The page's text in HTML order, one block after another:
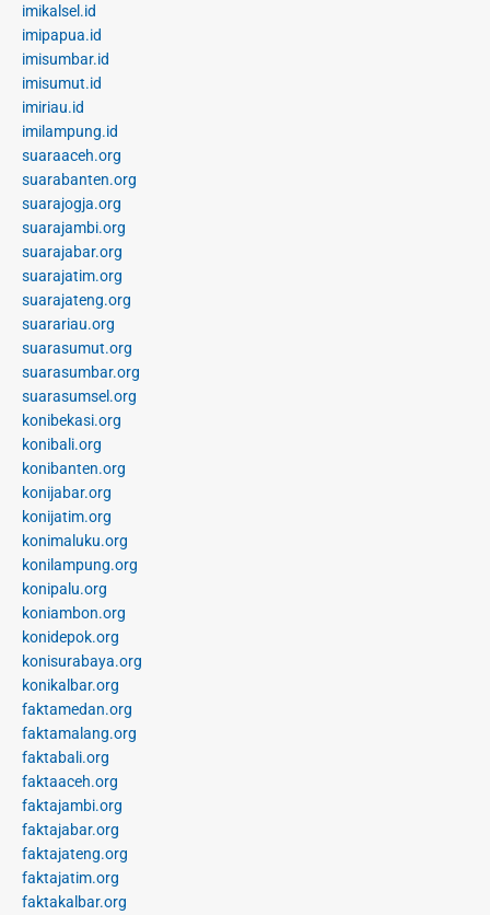
imikalsel.id
imipapua.id
imisumbar.id
imisumut.id
imiriau.id
imilampung.id
suaraaceh.org
suarabanten.org
suarajogja.org
suarajambi.org
suarajabar.org
suarajatim.org
suarajateng.org
suarariau.org
suarasumut.org
suarasumbar.org
suarasumsel.org
konibekasi.org
konibali.org
konibanten.org
konijabar.org
konijatim.org
konimaluku.org
konilampung.org
konipalu.org
koniambon.org
konidepok.org
konisurabaya.org
konikalbar.org
faktamedan.org
faktamalang.org
faktabali.org
faktaaceh.org
faktajambi.org
faktajabar.org
faktajateng.org
faktajatim.org
faktakalbar.org